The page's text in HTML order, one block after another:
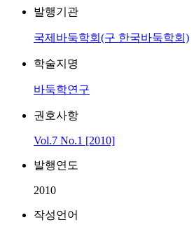
발행기관
국제바둑학회(구 한국바둑학회)
학술지명
바둑학연구
권호사항
Vol.7 No.1 [2010]
발행연도
2010
작성언어